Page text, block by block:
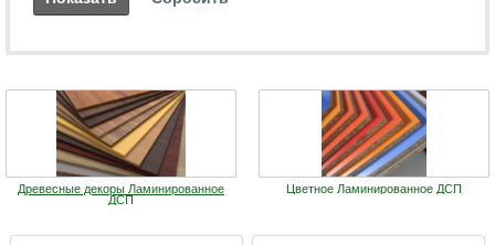
Древесные декоры Ламинированное
ДСП
Цветное Ламинированное ДСП